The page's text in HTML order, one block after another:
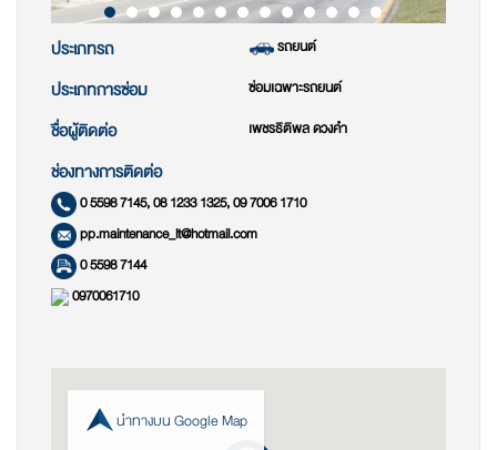
ประเภทรถ รถยนต์
ประเภทการซ่อม ซ่อมเฉพาะรถยนต์
ชื่อผู้ติดต่อ เพชรธิติพล ดวงคำ
ช่องทางการติดต่อ
0 5598 7145, 08 1233 1325, 09 7006 1710
pp.maintenance_lt@hotmail.com
0 5598 7144
0970061710
นำทางบน Google Map